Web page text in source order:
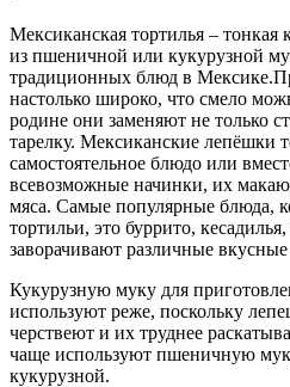
Мексиканская тортилья – тонкая
из пшеничной или кукурузной
традиционных блюд в
настолько широко, что смело
родине они заменяют не только
тарелку. Мексиканские лепёшки
самостоятельное блюдо или
всевозможные начинки, их
мяса. Самые популярные блюда,
тортильи, это буррито,
заворачивают различные
Кукурузную муку для
используют реже, поскольку
черствеют и их труднее
чаще используют пшеничную
кукурузной.